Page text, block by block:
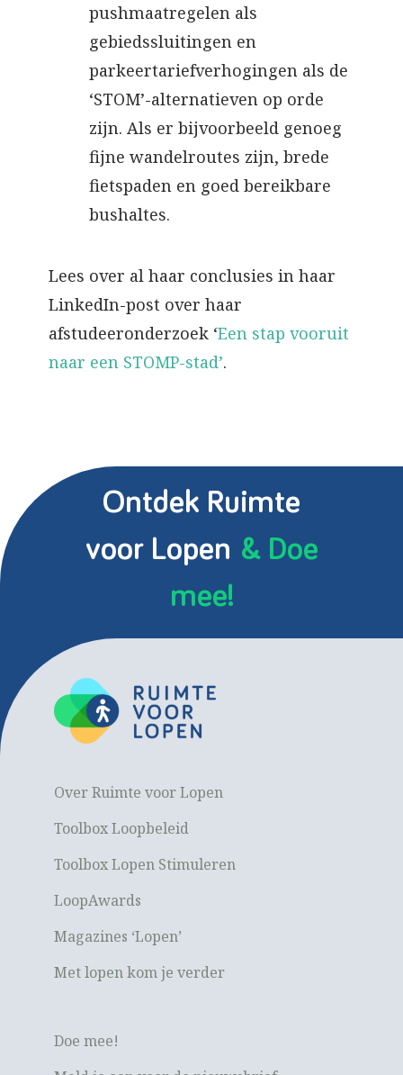
pushmaatregelen als
gebiedssluitingen en
parkeertariefverhogingen als de
‘STOM’-alternatieven op orde
zijn. Als er bijvoorbeeld genoeg
fijne wandelroutes zijn, brede
fietspaden en goed bereikbare
bushaltes.
Lees over al haar conclusies in haar
LinkedIn-post over haar
afstudeeronderzoek ‘Een stap vooruit
naar een STOMP-stad’.
Ontdek Ruimte
voor Lopen & Doe
mee!
Over Ruimte voor Lopen
Toolbox Loopbeleid
Toolbox Lopen Stimuleren
LoopAwards
Magazines ‘Lopen’
Met lopen kom je verder
Doe mee!